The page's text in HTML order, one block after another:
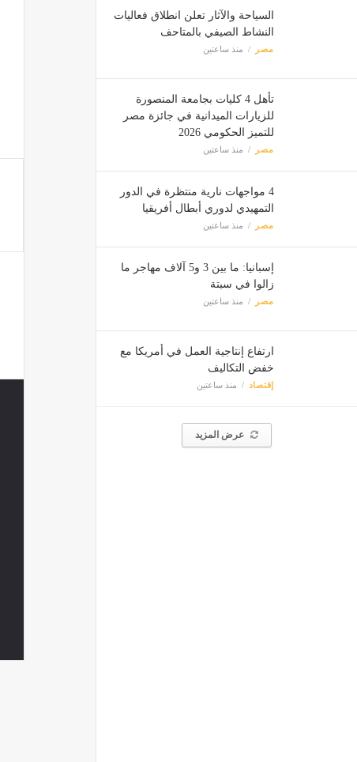
السياحة والآثار تعلن انطلاق فعاليات
النشاط الصيفي بالمتاحف
مصر منذ ساعتين
تأهل 4 كليات بجامعة المنصورة
للزيارات الميدانية في جائزة مصر
للتميز الحكومي 2026
مصر منذ ساعتين
4 مواجهات نارية منتظرة في الدور
التمهيدي لدوري أبطال أفريقيا
مصر منذ ساعتين
إسبانيا: ما بين 3 و5 آلاف مهاجر ما
زالوا في سبتة
مصر منذ ساعتين
ارتفاع إنتاجية العمل في أمريكا مع
خفض التكاليف
إقتصاد منذ ساعتين
عرض المزيد